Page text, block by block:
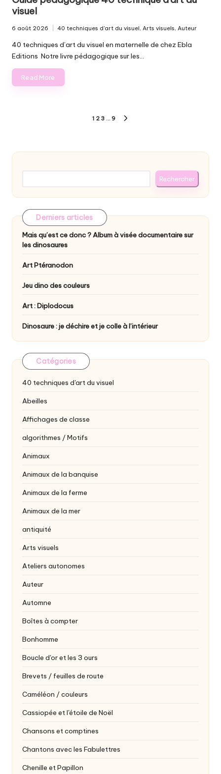
visuel
6 août 2026
Posted
in
40 techniques d'art du visuel, Arts visuels, Auteur
40 techniques d’art du visuel en maternelle de chez Ebla
Editions Notre livre pédagogique sur les…
Read More
publications
1 2 3 … 9
Rechercher
Rechercher
Derniers articles
Mais qu’est ce donc ? Album à visée documentaire sur
les dinosaures
Art Ptéranodon
Jeu dino des couleurs
Art : Diplodocus
Dinosaure : je déchire et je colle à l’intérieur
Catégories
40 techniques d'art du visuel
Abeilles
Affichages de classe
algorithmes / Motifs
Animaux
Animaux de la banquise
Animaux de la ferme
Animaux de la mer
antiquité
Arts visuels
Ateliers autonomes
Auteur
Automne
Boîtes à compter
Bonhomme
Boucle d'or et les 3 ours
Brevets / feuilles de route
Caméléon / couleurs
Cassiopée et l'étoile de Noël
Chansons et comptines
Chantons avec les Fabulettres
Chenille et Papillon